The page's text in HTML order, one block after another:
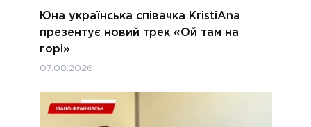
Юна українська співачка KristiAna
презентує новий трек «Ой там на
горі»
07.08.2026